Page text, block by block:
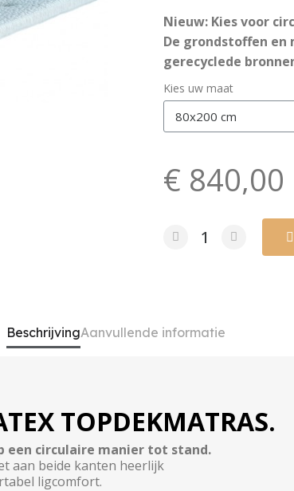
Nieuw: Kies voor
De grondstoffen
gerecyclede
Kies uw maat
€ 840,00
BeschrijvingAanvullende informatie
TOPDEKMATRAS.
een circulaire manier tot stand.
aan beide kanten heerlijk
ligcomfort.